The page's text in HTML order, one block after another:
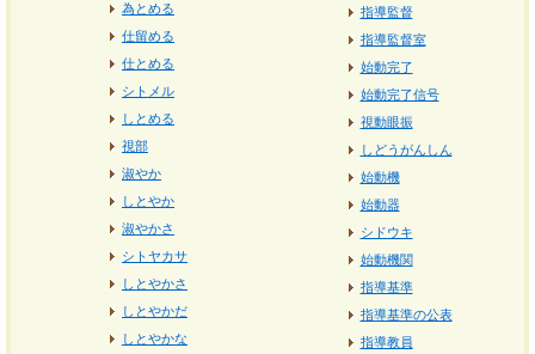
為とめる
仕留める
仕とめる
シトメル
しとめる
視部
淑やか
しとやか
淑やかさ
シトヤカサ
しとやかさ
しとやかだ
しとやかな
指導監督
指導監督室
始動完了
始動完了信号
視動眼振
しどうがんしん
始動機
始動器
シドウキ
始動機関
指導基準
指導基準の公表
指導教員